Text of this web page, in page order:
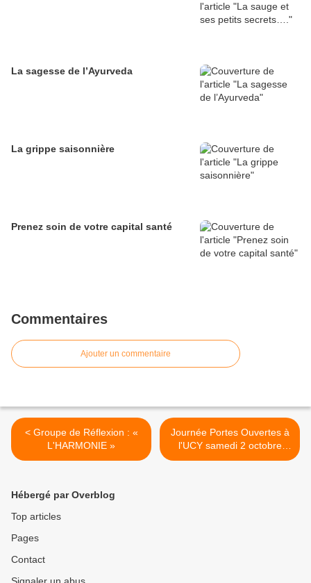
La sagesse de l’Ayurveda
La grippe saisonnière
Prenez soin de votre capital santé
Commentaires
Ajouter un commentaire
< Groupe de Réflexion : «
L'HARMONIE »
Journée Portes Ouvertes à
l'UCY samedi 2 octobre
2010 >
Hébergé par Overblog
Top articles
Pages
Contact